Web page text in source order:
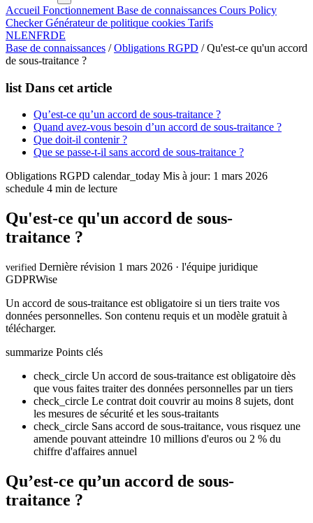
Accueil Fonctionnement Base de connaissances Cours Policy
CheckerGénérateur de politique cookies Tarifs
NLENFRDE
Base de connaissances / Obligations RGPD / Qu'est-ce qu'un accord
de sous-traitance ?
list Dans cet article
Qu’est-ce qu’un accord de sous-traitance ?
Quand avez-vous besoin d’un accord de sous-traitance ?
Que doit-il contenir ?
Que se passe-t-il sans accord de sous-traitance ?
Obligations RGPD calendar_today Mis à jour: 1 mars 2026
schedule 4 min de lecture
Qu'est-ce qu'un accord de sous-
traitance ?
verified Dernière révision 1 mars 2026 · l'équipe juridique
GDPRWise
Un accord de sous-traitance est obligatoire si un tiers traite vos
données personnelles. Son contenu requis et un modèle gratuit à
télécharger.
summarize Points clés
check_circle Un accord de sous-traitance est obligatoire dès
que vous faites traiter des données personnelles par un tiers
check_circle Le contrat doit couvrir au moins 8 sujets, dont
les mesures de sécurité et les sous-traitants
check_circle Sans accord de sous-traitance, vous risquez une
amende pouvant atteindre 10 millions d'euros ou 2 % du
chiffre d'affaires annuel
Qu’est-ce qu’un accord de sous-
traitance ?